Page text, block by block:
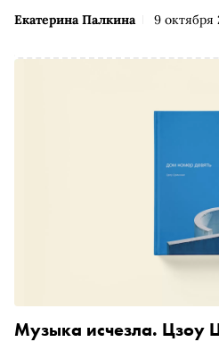
Екатерина Палкина 9 октября
Музыка исчезла. Цзоу